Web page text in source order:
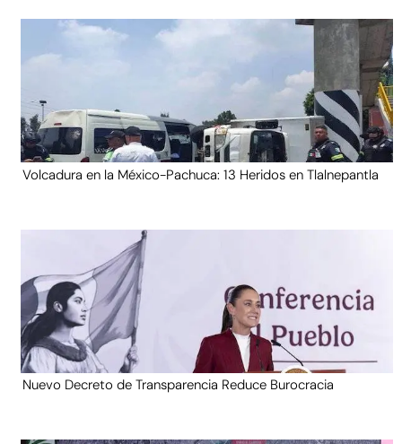
Volcadura en la México-Pachuca: 13 Heridos en Tlalnepantla
Nuevo Decreto de Transparencia Reduce Burocracia